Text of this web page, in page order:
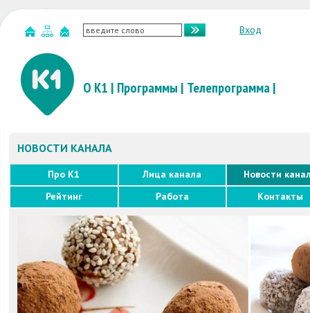
Вход
О К1 | Программы | Телепрограмма|
НОВОСТИ КАНАЛА
Про K1 Лица канала
Новости
Рейтинг
Работа Контакты